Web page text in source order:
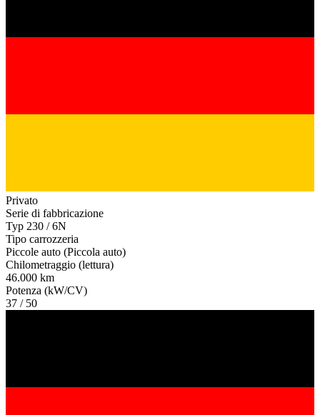
Privato
Serie di fabbricazione
Typ 230 / 6N
Tipo carrozzeria
Piccole auto (Piccola auto)
Chilometraggio (lettura)
46.000 km
Potenza (kW/CV)
37 / 50